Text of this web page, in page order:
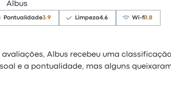
Albus
Pontualidade3.9 Limpeza4.6 Wi-fi1.8
avaliações, Albus recebeu uma
e a pontualidade, mas alguns